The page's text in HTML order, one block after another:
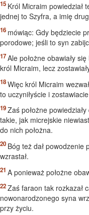
Król Micraim powiedział
jednej to Szyfra, a imię
mówiąc: Gdy będziecie
porodowe; jeśli to syn
Ale położne obawiały
król Micraim, lecz
Więc król Micraim
to uczyniłyście i
Zaś położne
takie, jak micrejskie
do nich położna.
Bóg też dał powodzenie
wzrastał.
A ponieważ położne
Zaś faraon tak rozkazał
nowonarodzonego syna
przy życiu.